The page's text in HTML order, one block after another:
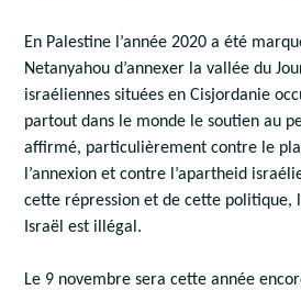
En Palestine l’année 2020 a été
Netanyahou d’annexer la vallée du
israéliennes situées en Cisjordanie
partout dans le monde le soutien au
affirmé, particulièrement contre le
l’annexion et contre l’apartheid
cette répression et de cette politique,
Israël est illégal.
Le 9 novembre sera cette année